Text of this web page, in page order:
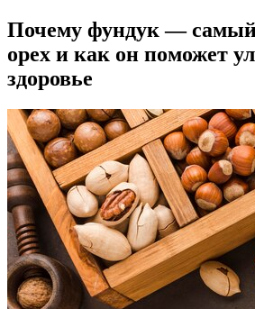
Почему фундук —
орех и как он поможет
здоровье